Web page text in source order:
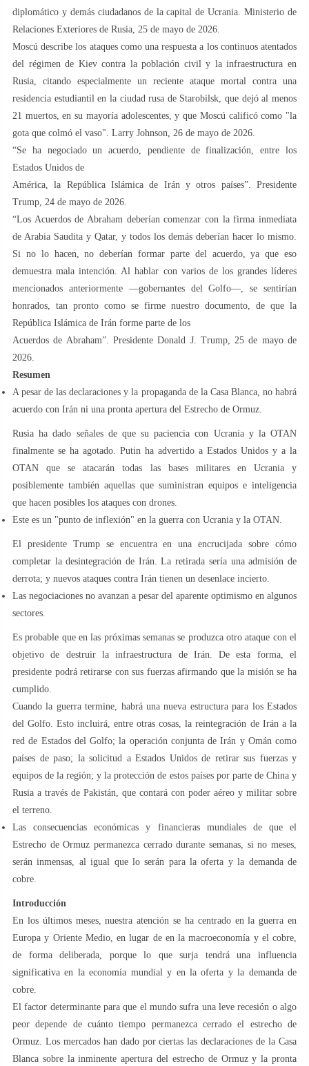
diplomático y demás ciudadanos de la capital de Ucrania. Ministerio de
Relaciones Exteriores de Rusia, 25 de mayo de 2026.
Moscú describe los ataques como una respuesta a los continuos atentados
del régimen de Kiev contra la población civil y la infraestructura en
Rusia, citando especialmente un reciente ataque mortal contra una
residencia estudiantil en la ciudad rusa de Starobilsk, que dejó al menos
21 muertos, en su mayoría adolescentes, y que Moscú calificó como "la
gota que colmó el vaso". Larry Johnson, 26 de mayo de 2026.
“Se ha negociado un acuerdo, pendiente de finalización, entre los
Estados Unidos de
América, la República Islámica de Irán y otros países”. Presidente
Trump, 24 de mayo de 2026.
“Los Acuerdos de Abraham deberían comenzar con la firma inmediata
de Arabia Saudita y Qatar, y todos los demás deberían hacer lo mismo.
Si no lo hacen, no deberían formar parte del acuerdo, ya que eso
demuestra mala intención. Al hablar con varios de los grandes líderes
mencionados anteriormente —gobernantes del Golfo—, se sentirían
honrados, tan pronto como se firme nuestro documento, de que la
República Islámica de Irán forme parte de los
Acuerdos de Abraham”. Presidente Donald J. Trump, 25 de mayo de
2026.
Resumen
A pesar de las declaraciones y la propaganda de la Casa Blanca, no habrá
acuerdo con Irán ni una pronta apertura del Estrecho de Ormuz.
Rusia ha dado señales de que su paciencia con Ucrania y la OTAN
finalmente se ha agotado. Putin ha advertido a Estados Unidos y a la
OTAN que se atacarán todas las bases militares en Ucrania y
posiblemente también aquellas que suministran equipos e inteligencia
que hacen posibles los ataques con drones.
Este es un "punto de inflexión" en la guerra con Ucrania y la OTAN.
El presidente Trump se encuentra en una encrucijada sobre cómo
completar la desintegración de Irán. La retirada sería una admisión de
derrota; y nuevos ataques contra Irán tienen un desenlace incierto.
Las negociaciones no avanzan a pesar del aparente optimismo en algunos
sectores.
Es probable que en las próximas semanas se produzca otro ataque con el
objetivo de destruir la infraestructura de Irán. De esta forma, el
presidente podrá retirarse con sus fuerzas afirmando que la misión se ha
cumplido.
Cuando la guerra termine, habrá una nueva estructura para los Estados
del Golfo. Esto incluirá, entre otras cosas, la reintegración de Irán a la
red de Estados del Golfo; la operación conjunta de Irán y Omán como
países de paso; la solicitud a Estados Unidos de retirar sus fuerzas y
equipos de la región; y la protección de estos países por parte de China y
Rusia a través de Pakistán, que contará con poder aéreo y militar sobre
el terreno.
Las consecuencias económicas y financieras mundiales de que el
Estrecho de Ormuz permanezca cerrado durante semanas, si no meses,
serán inmensas, al igual que lo serán para la oferta y la demanda de
cobre.
Introducción
En los últimos meses, nuestra atención se ha centrado en la guerra en
Europa y Oriente Medio, en lugar de en la macroeconomía y el cobre,
de forma deliberada, porque lo que surja tendrá una influencia
significativa en la economía mundial y en la oferta y la demanda de
cobre.
El factor determinante para que el mundo sufra una leve recesión o algo
peor depende de cuánto tiempo permanezca cerrado el estrecho de
Ormuz. Los mercados han dado por ciertas las declaraciones de la Casa
Blanca sobre la inminente apertura del estrecho de Ormuz y la pronta